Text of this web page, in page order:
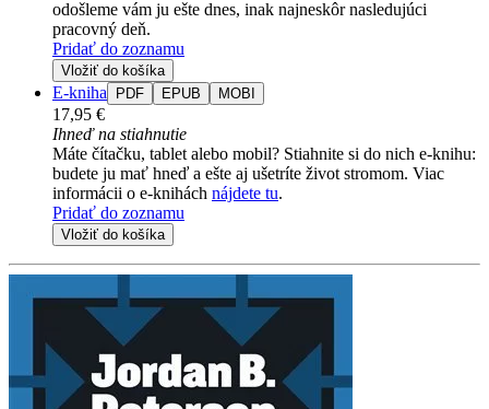
odošleme vám ju ešte dnes, inak najneskôr nasledujúci
pracovný deň.
Pridať do zoznamu
Vložiť do košíka
E-kniha PDF EPUB MOBI
17,95 €
Ihneď na stiahnutie
Máte čítačku, tablet alebo mobil? Stiahnite si do nich e-knihu:
budete ju mať hneď a ešte aj ušetríte život stromom. Viac
informácii o e-knihách nájdete tu.
Pridať do zoznamu
Vložiť do košíka